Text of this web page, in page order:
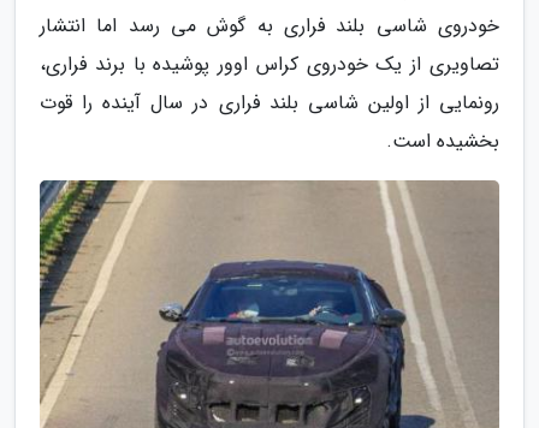
خودروی شاسی بلند فراری به گوش می رسد اما انتشار
تصاویری از یک خودروی کراس اوور پوشیده با برند فراری،
رونمایی از اولین شاسی بلند فراری در سال آینده را قوت
بخشیده است.